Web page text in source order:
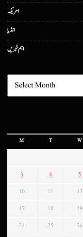
امریکہ
انڈیا
اہم خبریں
M T W
3 4 5
10 11 12
17 18 19
24 25 26